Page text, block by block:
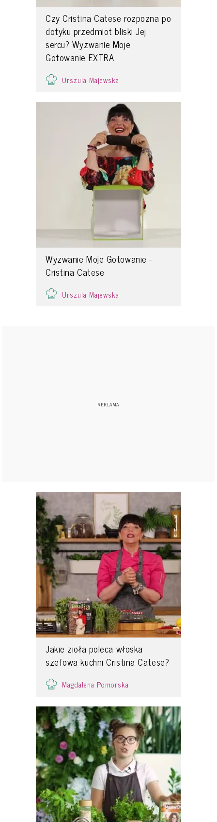
Czy Cristina Catese rozpozna po
dotyku przedmiot bliski Jej
sercu? Wyzwanie Moje
Gotowanie EXTRA
Urszula Majewska
Wyzwanie Moje Gotowanie -
Cristina Catese
Urszula Majewska
Jakie zioła poleca włoska
szefowa kuchni Cristina Catese?
Magdalena Pomorska